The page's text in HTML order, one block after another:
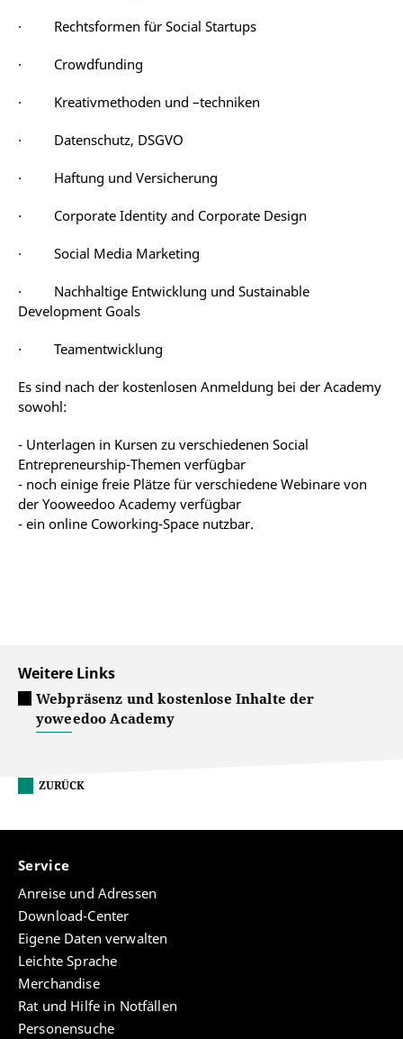
· Rechtsformen für Social Startups
· Crowdfunding
· Kreativmethoden und –techniken
· Datenschutz, DSGVO
· Haftung und Versicherung
· Corporate Identity and Corporate Design
· Social Media Marketing
· Nachhaltige Entwicklung und Sustainable
Development Goals
· Teamentwicklung
Es sind nach der kostenlosen Anmeldung bei der Academy
sowohl:
- Unterlagen in Kursen zu verschiedenen Social
Entrepreneurship-Themen verfügbar
- noch einige freie Plätze für verschiedene Webinare von
der Yooweedoo Academy verfügbar
- ein online Coworking-Space nutzbar.
Weitere Links
Webpräsenz und kostenlose Inhalte der
yoweedoo Academy
ZURÜCK
Service
Anreise und Adressen
Download-Center
Eigene Daten verwalten
Leichte Sprache
Merchandise
Rat und Hilfe in Notfällen
Personensuche